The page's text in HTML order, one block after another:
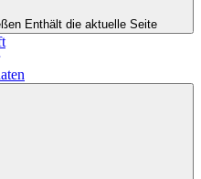
Enthält die aktuelle Seite